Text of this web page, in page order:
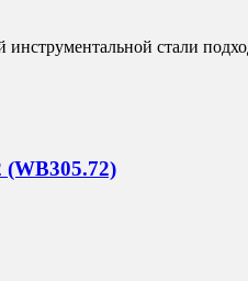
стали
(WB305.72)